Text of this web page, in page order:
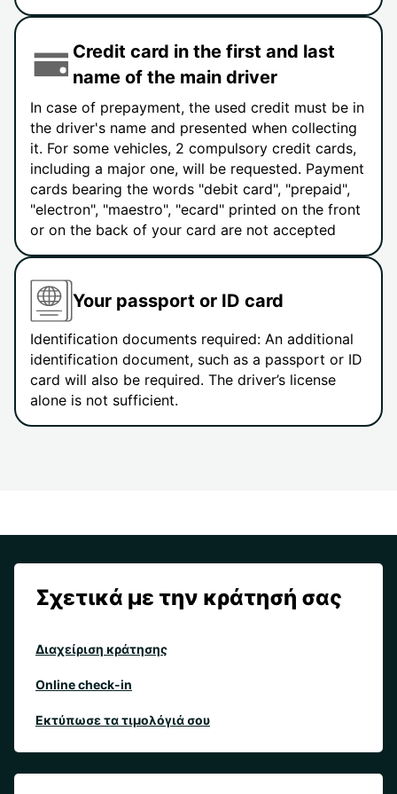
Credit card in the first and last
name of the main driver
In case of prepayment, the used credit must be in
the driver's name and presented when collecting
it. For some vehicles, 2 compulsory credit cards,
including a major one, will be requested. Payment
cards bearing the words "debit card", "prepaid",
"electron", "maestro", "ecard" printed on the front
or on the back of your card are not accepted
Your passport or ID card
Identification documents required: An additional
identification document, such as a passport or ID
card will also be required. The driver’s license
alone is not sufficient.
Σχετικά με την κράτησή σας
Διαχείριση κράτησης
Online check-in
Εκτύπωσε τα τιμολόγιά σου